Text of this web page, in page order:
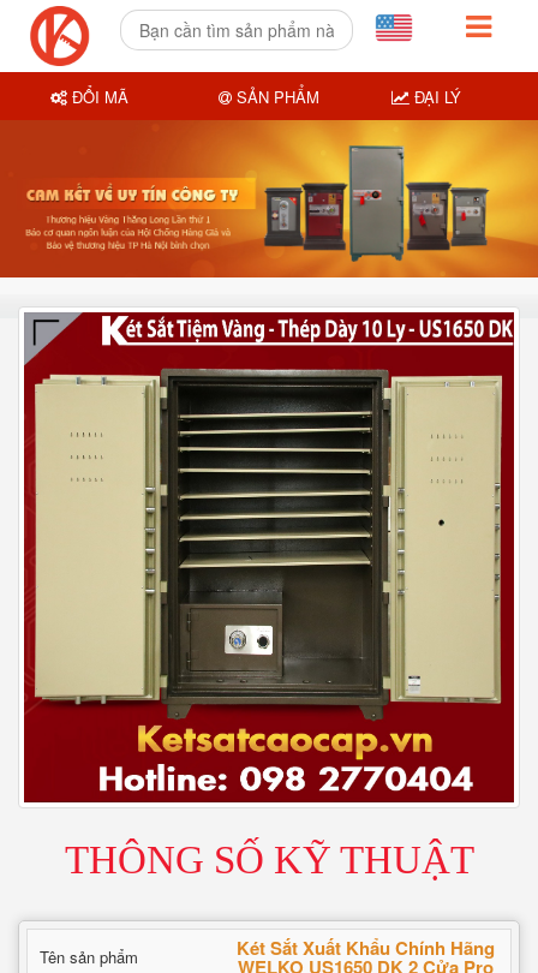
THÔNG SỐ KỸ THUẬT
Tên sản phẩm Két Sắt Xuất Khẩu Chính Hãng
WELKO US1650 DK 2 Cửa Pro
ĐỔI MÃ SẢN PHẨM ĐẠI LÝ